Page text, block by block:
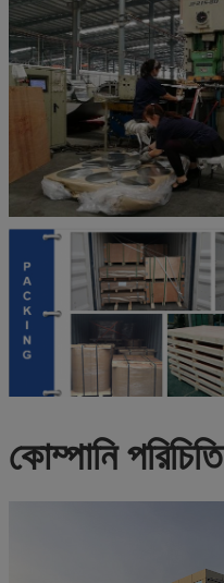
কোম্পানি পরিচিতি